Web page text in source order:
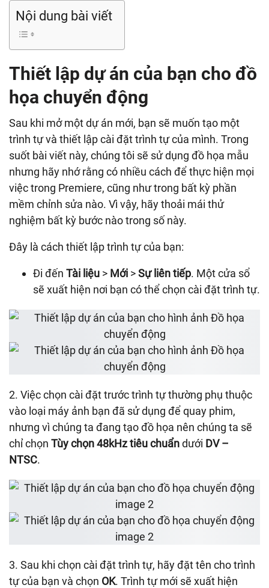
Nội dung bài viết
Thiết lập dự án của bạn cho đồ
họa chuyển động
Sau khi mở một dự án mới, bạn sẽ muốn tạo một
trình tự và thiết lập cài đặt trình tự của mình. Trong
suốt bài viết này, chúng tôi sẽ sử dụng đồ họa mẫu
nhưng hãy nhớ rằng có nhiều cách để thực hiện mọi
việc trong Premiere, cũng như trong bất kỳ phần
mềm chỉnh sửa nào. Vì vậy, hãy thoải mái thử
nghiệm bất kỳ bước nào trong số này.
Đây là cách thiết lập trình tự của bạn:
Đi đến Tài liệu > Mới >Sự liên tiếp. Một cửa sổ
sẽ xuất hiện nơi bạn có thể chọn cài đặt trình tự.
2. Việc chọn cài đặt trước trình tự thường phụ thuộc
vào loại máy ảnh bạn đã sử dụng để quay phim,
nhưng vì chúng ta đang tạo đồ họa nên chúng ta sẽ
chỉ chọn Tùy chọn 48kHz tiêu chuẩndưới DV –
NTSC.
3. Sau khi chọn cài đặt trình tự, hãy đặt tên cho trình
tự của bạn và chọn OK. Trình tự mới sẽ xuất hiện